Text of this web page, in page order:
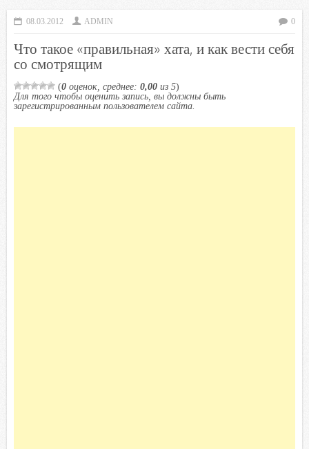
08.03.2012 ADMIN 0
Что такое «правильная» хата, и как вести себя
со смотрящим
(0 оценок, среднее: 0,00 из 5)
Для того чтобы оценить запись, вы должны быть
зарегистрированным пользователем сайта.